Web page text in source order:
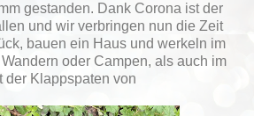
gestanden. Dank Corona ist der
und wir verbringen nun die Zeit
bauen ein Haus und werkeln im
oder Campen, als auch im
der Klappspaten von